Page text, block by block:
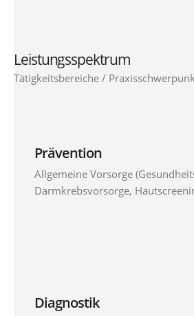
Leistungsspektrum
Tätigkeitsbereiche /
Prävention
Allgemeine Vorsorge
Darmkrebsvorsorge,
Diagnostik